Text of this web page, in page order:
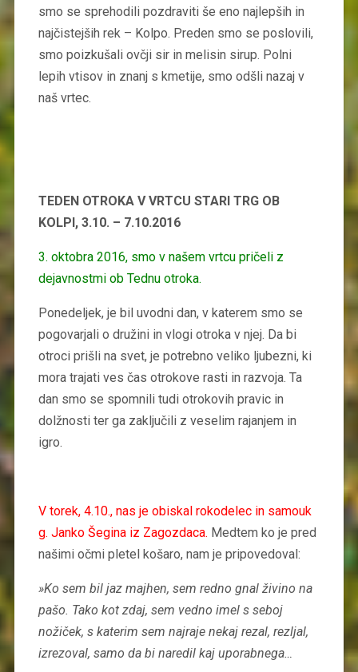
smo se sprehodili pozdraviti še eno najlepših in
najčistejših rek – Kolpo. Preden smo se poslovili,
smo poizkušali ovčji sir in melisin sirup. Polni
lepih vtisov in znanj s kmetije, smo odšli nazaj v
naš vrtec.
TEDEN OTROKA V VRTCU STARI TRG OB
KOLPI, 3.10. – 7.10.2016
3. oktobra 2016, smo v našem vrtcu pričeli z
dejavnostmi ob Tednu otroka.
Ponedeljek, je bil uvodni dan, v katerem smo se
pogovarjali o družini in vlogi otroka v njej. Da bi
otroci prišli na svet, je potrebno veliko ljubezni, ki
mora trajati ves čas otrokove rasti in razvoja. Ta
dan smo se spomnili tudi otrokovih pravic in
dolžnosti ter ga zaključili z veselim rajanjem in
igro.
V torek, 4.10., nas je obiskal rokodelec in samouk
g. Janko Šegina iz Zagozdaca. Medtem ko je pred
našimi očmi pletel košaro, nam je pripovedoval:
»Ko sem bil jaz majhen, sem redno gnal živino na
pašo. Tako kot zdaj, sem vedno imel s seboj
nožiček, s katerim sem najraje nekaj rezal, rezljal,
izrezoval, samo da bi naredil kaj uporabnega…